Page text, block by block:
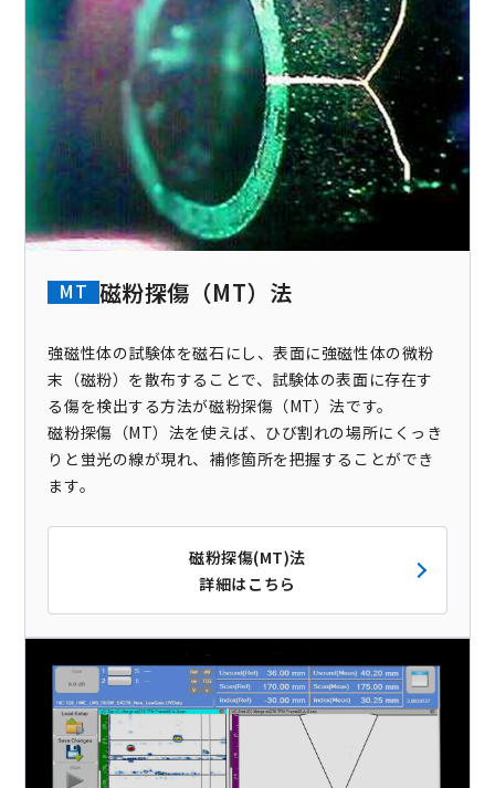
MT 磁粉探傷（MT）法
強磁性体の試験体を磁石にし、表面に強磁性体の微粉
末（磁粉）を散布することで、試験体の表面に存在す
る傷を検出する方法が磁粉探傷（MT）法です。
磁粉探傷（MT）法を使えば、ひび割れの場所にくっき
りと蛍光の線が現れ、補修箇所を把握することができ
ます。
磁粉探傷(MT)法
詳細はこちら